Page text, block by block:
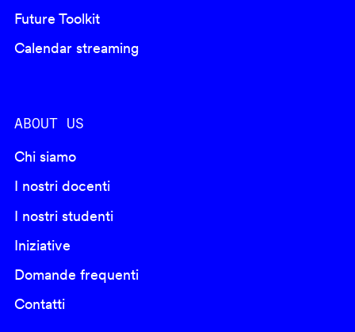
Future Toolkit
Calendar streaming
ABOUT US
Chi siamo
I nostri docenti
I nostri studenti
Iniziative
Domande frequenti
Contatti